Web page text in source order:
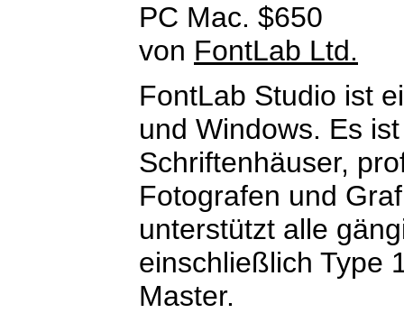
PC Mac. $650
von FontLab Ltd.
FontLab Studio ist
und Windows. Es
Schriftenhäuser,
Fotografen und
unterstützt alle
einschließlich Type
Master.